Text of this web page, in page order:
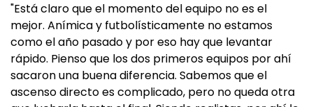
"Está claro que el momento del equipo no es el
mejor. Anímica y futbolísticamente no estamos
como el año pasado y por eso hay que levantar
rápido. Pienso que los dos primeros equipos por ahí
sacaron una buena diferencia. Sabemos que el
ascenso directo es complicado, pero no queda otra